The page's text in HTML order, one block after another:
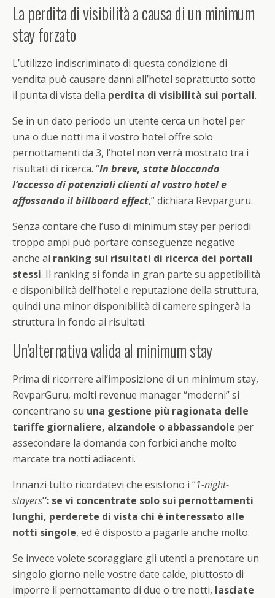
La perdita di visibilità a causa di un minimum
stay forzato
L’utilizzo indiscriminato di questa condizione di
vendita può causare danni all’hotel soprattutto sotto
il punta di vista della perdita di visibilità sui portali.
Se in un dato periodo un utente cerca un hotel per
una o due notti ma il vostro hotel offre solo
pernottamenti da 3, l’hotel non verrà mostrato tra i
risultati di ricerca. “In breve, state bloccando
l’accesso di potenziali clienti al vostro hotel e
affossando il billboard effect,” dichiara Revparguru.
Senza contare che l’uso di minimum stay per periodi
troppo ampi può portare conseguenze negative
anche al ranking sui risultati di ricerca dei portali
stessi. Il ranking si fonda in gran parte su appetibilità
e disponibilità dell’hotel e reputazione della struttura,
quindi una minor disponibilità di camere spingerà la
struttura in fondo ai risultati.
Un’alternativa valida al minimum stay
Prima di ricorrere all’imposizione di un minimum stay,
RevparGuru, molti revenue manager “moderni” si
concentrano su una gestione più ragionata delle
tariffe giornaliere, alzandole o abbassandole per
assecondare la domanda con forbici anche molto
marcate tra notti adiacenti.
Innanzi tutto ricordatevi che esistono i “1-night-
stayers”: se vi concentrate solo sui pernottamenti
lunghi, perderete di vista chi è interessato alle
notti singole, ed è disposto a pagarle anche molto.
Se invece volete scoraggiare gli utenti a prenotare un
singolo giorno nelle vostre date calde, piuttosto di
imporre il pernottamento di due o tre notti, lasciate